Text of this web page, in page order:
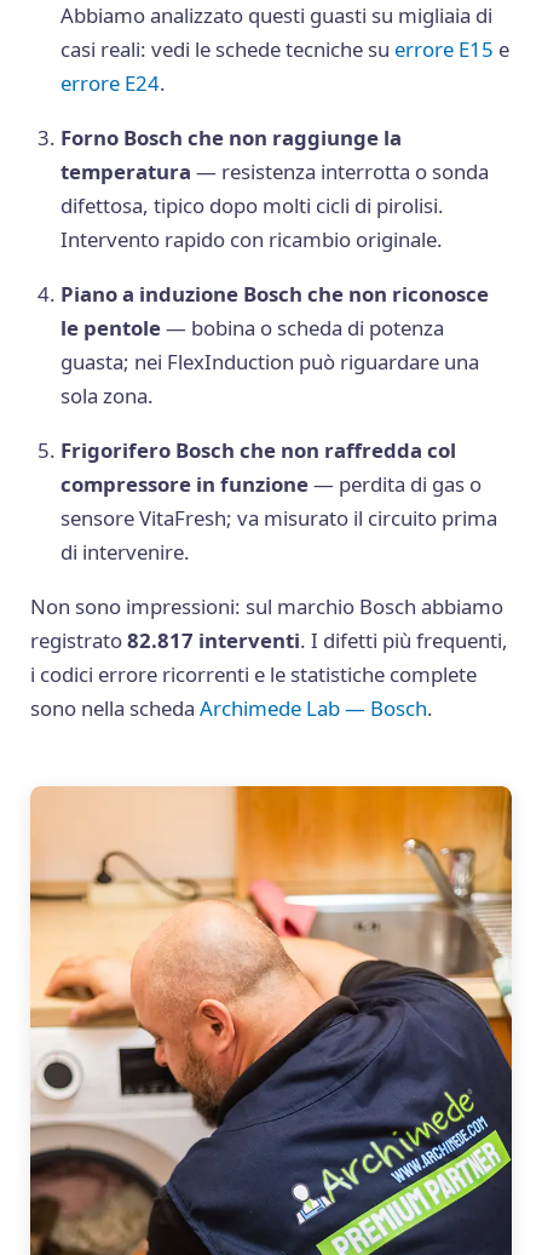
Abbiamo analizzato questi guasti su migliaia di
casi reali: vedi le schede tecniche su errore E15 e
errore E24.
Forno Bosch che non raggiunge la
temperatura — resistenza interrotta o sonda
difettosa, tipico dopo molti cicli di pirolisi.
Intervento rapido con ricambio originale.
Piano a induzione Bosch che non riconosce
le pentole— bobina o scheda di potenza
guasta; nei FlexInduction può riguardare una
sola zona.
Frigorifero Bosch che non raffredda col
compressore in funzione— perdita di gas o
sensore VitaFresh; va misurato il circuito prima
di intervenire.
Non sono impressioni: sul marchio Bosch abbiamo
registrato82.817 interventi. I difetti più frequenti,
i codici errore ricorrenti e le statistiche complete
sono nella schedaArchimede Lab — Bosch.